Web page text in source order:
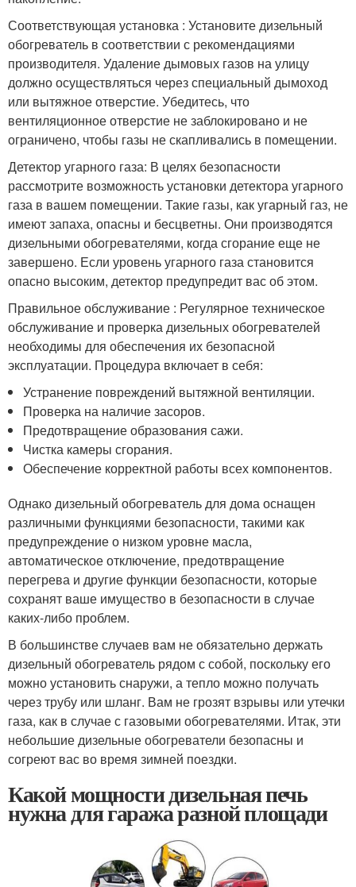
Соответствующая установка : Установите дизельный
обогреватель в соответствии с рекомендациями
производителя. Удаление дымовых газов на улицу
должно осуществляться через специальный дымоход
или вытяжное отверстие. Убедитесь, что
вентиляционное отверстие не заблокировано и не
ограничено, чтобы газы не скапливались в помещении.
Детектор угарного газа: В целях безопасности
рассмотрите возможность установки детектора угарного
газа в вашем помещении. Такие газы, как угарный газ, не
имеют запаха, опасны и бесцветны. Они производятся
дизельными обогревателями, когда сгорание еще не
завершено. Если уровень угарного газа становится
опасно высоким, детектор предупредит вас об этом.
Правильное обслуживание : Регулярное техническое
обслуживание и проверка дизельных обогревателей
необходимы для обеспечения их безопасной
эксплуатации. Процедура включает в себя:
Устранение повреждений вытяжной вентиляции.
Проверка на наличие засоров.
Предотвращение образования сажи.
Чистка камеры сгорания.
Обеспечение корректной работы всех компонентов.
Однако дизельный обогреватель для дома оснащен
различными функциями безопасности, такими как
предупреждение о низком уровне масла,
автоматическое отключение, предотвращение
перегрева и другие функции безопасности, которые
сохранят ваше имущество в безопасности в случае
каких-либо проблем.
В большинстве случаев вам не обязательно держать
дизельный обогреватель рядом с собой, поскольку его
можно установить снаружи, а тепло можно получать
через трубу или шланг. Вам не грозят взрывы или утечки
газа, как в случае с газовыми обогревателями. Итак, эти
небольшие дизельные обогреватели безопасны и
согреют вас во время зимней поездки.
Какой мощности дизельная печь
нужна для гаража разной площади